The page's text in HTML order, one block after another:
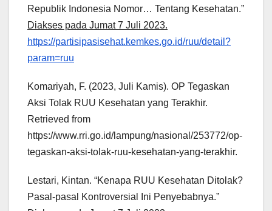
Republik Indonesia Nomor… Tentang Kesehatan.”
Diakses pada Jumat 7 Juli 2023.
https://partisipasisehat.kemkes.go.id/ruu/detail?
param=ruu
Komariyah, F. (2023, Juli Kamis). OP Tegaskan
Aksi Tolak RUU Kesehatan yang Terakhir.
Retrieved from
https://www.rri.go.id/lampung/nasional/253772/op-
tegaskan-aksi-tolak-ruu-kesehatan-yang-terakhir.
Lestari, Kintan. “Kenapa RUU Kesehatan Ditolak?
Pasal-pasal Kontroversial Ini Penyebabnya.”